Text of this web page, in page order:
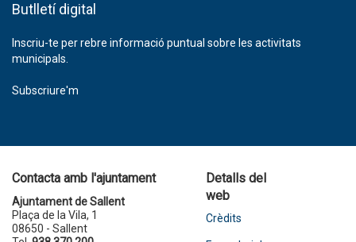
Butlletí digital
Inscriu-te per rebre informació puntual sobre les activitats
municipals.
Subscriure'm
Contacta amb l'ajuntament
Ajuntament de Sallent
Plaça de la Vila, 1
08650 - Sallent
Detalls del
web
Crèdits